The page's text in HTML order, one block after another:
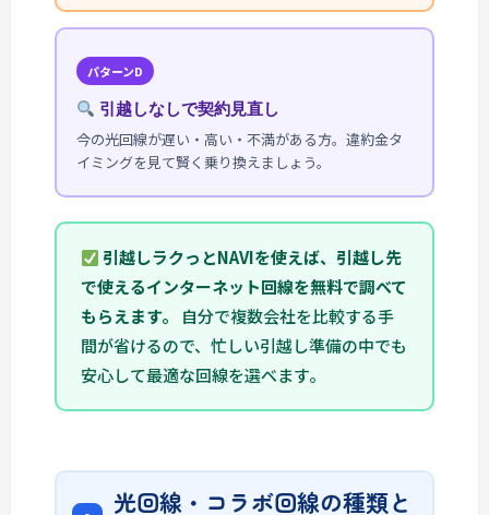
パターンD
引越しなしで契約見直し
今の光回線が遅い・高い・不満がある方。違約金タ
イミングを見て賢く乗り換えましょう。
引越しラクっとNAVIを使えば、引越し先
で使えるインターネット回線を無料で調べて
もらえます。
自分で複数会社を比較する手
間が省けるので、忙しい引越し準備の中でも
安心して最適な回線を選べます。
光回線・コラボ回線の種類と